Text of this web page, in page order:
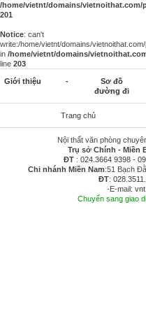
/home/vietnt/domains/
201
Notice: can't
write:/home/vietnt/domains/
in /home/vietnt/domains/
line 203
Giới thiệu -
Sơ đồ
đường đi
Trang chủ
Nội thất văn phòng
Trụ sở Chính - Miền
ĐT : 024.3664 9398 -
Chi nhánh Miền Nam:51 Bạch
ĐT:
-E-mail:
Chuyển sang giao